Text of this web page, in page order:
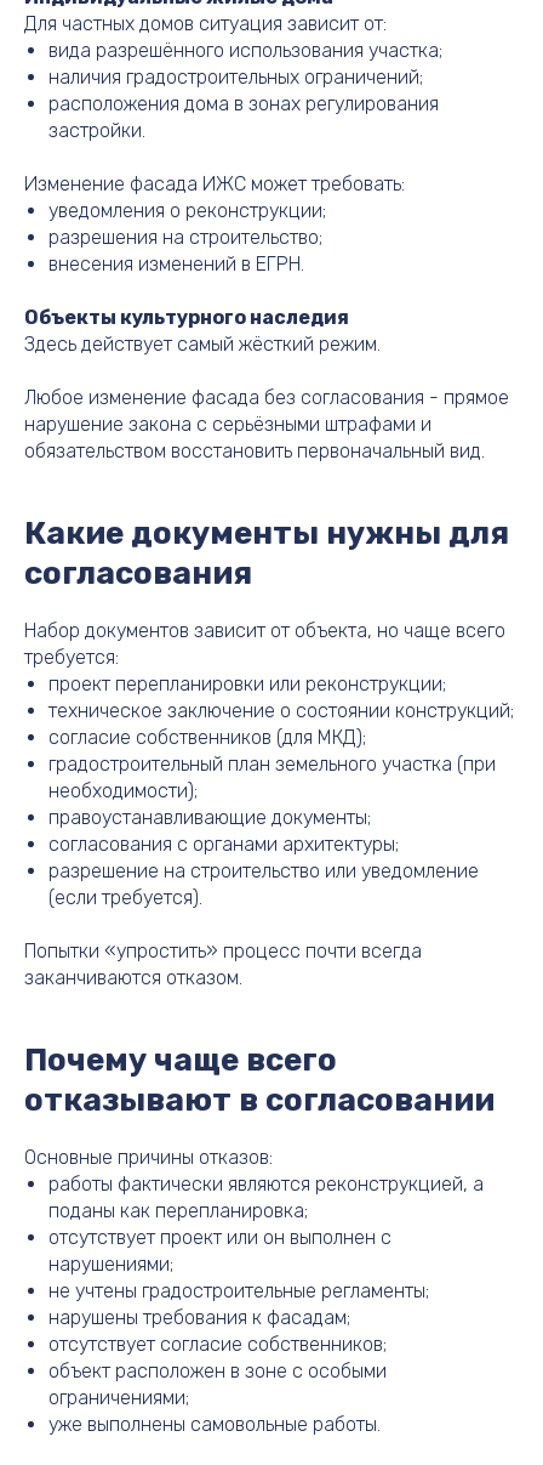
Для частных домов ситуация зависит от:
вида разрешённого использования участка;
наличия градостроительных ограничений;
расположения дома в зонах регулирования
застройки.
Изменение фасада ИЖС может требовать:
уведомления о реконструкции;
разрешения на строительство;
внесения изменений в ЕГРН.
Объекты культурного наследия
Здесь действует самый жёсткий режим.
Любое изменение фасада без согласования - прямое
нарушение закона с серьёзными штрафами и
обязательством восстановить первоначальный вид.
Какие документы нужны для
согласования
Набор документов зависит от объекта, но чаще всего
требуется:
проект перепланировки или реконструкции;
техническое заключение о состоянии конструкций;
согласие собственников (для МКД);
градостроительный план земельного участка (при
необходимости);
правоустанавливающие документы;
согласования с органами архитектуры;
разрешение на строительство или уведомление
(если требуется).
Попытки «упростить» процесс почти всегда
заканчиваются отказом.
Почему чаще всего
отказывают в согласовании
Основные причины отказов:
работы фактически являются реконструкцией, а
поданы как перепланировка;
отсутствует проект или он выполнен с
нарушениями;
не учтены градостроительные регламенты;
нарушены требования к фасадам;
отсутствует согласие собственников;
объект расположен в зоне с особыми
ограничениями;
уже выполнены самовольные работы.